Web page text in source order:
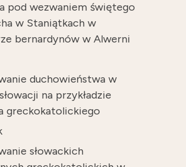
pod wezwaniem świętego
w Staniątkach w
bernardynów w Alwerni
duchowieństwa w
na przykładzie
greckokatolickiego
słowackich